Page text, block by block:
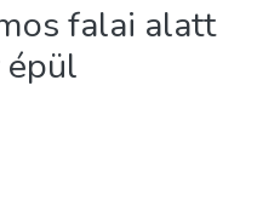
falai alatt
épül